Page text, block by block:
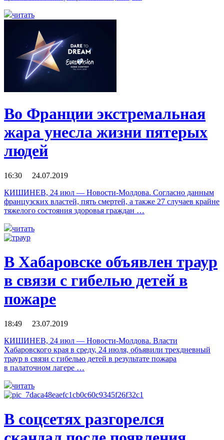
читать
Во Франции экстремальная
жара унесла жизни пятерых
людей
16:30 24.07.2019
КИШИНЕВ, 24 июл — Новости-Молдова. Согласно данным
французских властей, пять смертей, а также 27 случаев крайне
тяжелого состояния здоровья граждан …
читать
В Хабаровске объявлен траур
в связи с гибелью детей в
пожаре
18:49 23.07.2019
КИШИНЕВ, 24 июл — Новости-Молдова. Власти
Хабаровского края в среду, 24 июля, объявили трехдневный
траур в связи с гибелью детей в результате пожара
в палаточном лагере …
читать
В соцсетях разгорелся